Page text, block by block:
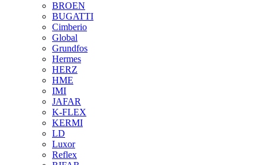
BROEN
BUGATTI
Cimberio
Global
Grundfos
Hermes
HERZ
HME
IMI
JAFAR
K-FLEX
KERMI
LD
Luxor
Reflex